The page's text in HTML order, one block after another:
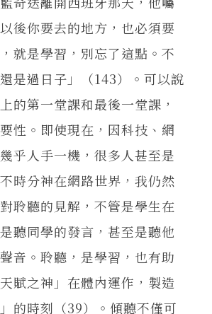
後你要去的地方，也必須要
就是學習，別忘了這點。不
是過日子」（143）。可以說
的第一堂課和最後一堂課，
性。即使現在，因科技、網
乎人手一機，很多人甚至是
時分神在網路世界，我仍然
聆聽的見解，不管是學生在
聽同學的發言，甚至是聽他
音。聆聽，是學習，也有助
賦之神」在體內運作，製造
的時刻（39）。傾聽不僅可